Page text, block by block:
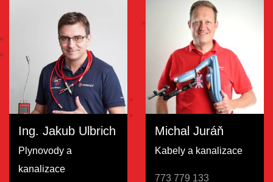
Ing. Jakub Ulbrich
Plynovody a
kanalizace
Michal Juráň
Kabely a kanalizace
773 779 133